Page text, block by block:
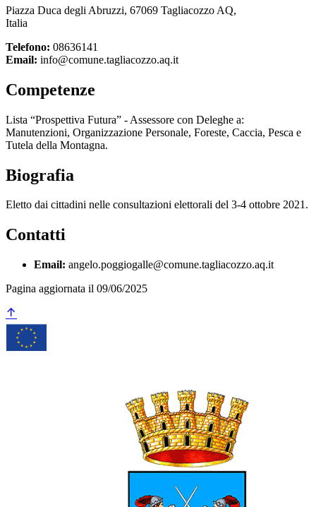
Piazza Duca degli Abruzzi, 67069 Tagliacozzo AQ,
Italia
Telefono: 08636141
Email: info@comune.tagliacozzo.aq.it
Competenze
Lista “Prospettiva Futura” - Assessore con Deleghe a:
Manutenzioni, Organizzazione Personale, Foreste, Caccia, Pesca e
Tutela della Montagna.
Biografia
Eletto dai cittadini nelle consultazioni elettorali del 3-4 ottobre 2021.
Contatti
Email: angelo.poggiogalle@comune.tagliacozzo.aq.it
Pagina aggiornata il 09/06/2025